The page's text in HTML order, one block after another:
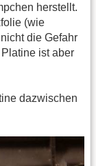
herstellt.
(wie
die Gefahr
ist aber
dazwischen